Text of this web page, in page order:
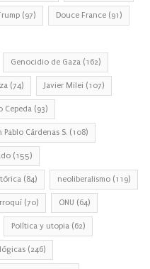
(97) Douce France (91)
Genocidio de Gaza (162)
(74) Javier Milei (107)
Cepeda (93)
Pablo Cárdenas S. (108)
(155)
(84) neoliberalismo (119)
(70) ONU (64)
Política y utopia (62)
(246)